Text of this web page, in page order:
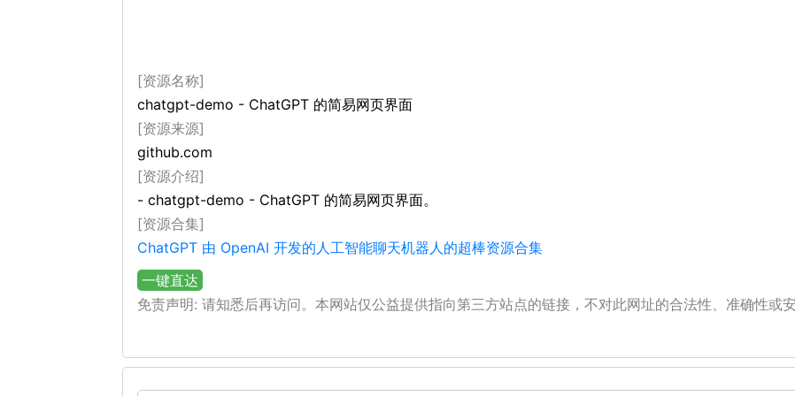
[资源名称]
chatgpt-demo - ChatGPT 的简易网页界面
[资源来源]
github.com
[资源介绍]
- chatgpt-demo - ChatGPT 的简易网页界面。
[资源合集]
ChatGPT 由 OpenAI 开发的人工智能聊天机器人的超棒资源合集
一键直达
免责声明: 请知悉后再访问。本网站仅公益提供指向第三方站点的链接，不对此网址的合法性、准确性或